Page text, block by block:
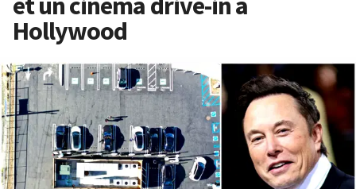
Hollywood